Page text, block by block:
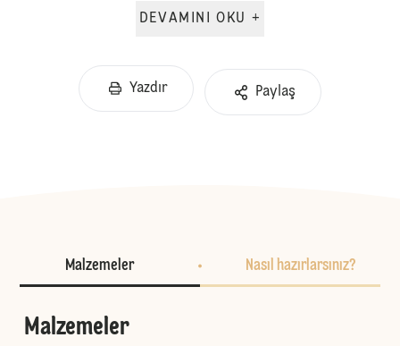
DEVAMINI OKU +
Yazdır Paylaş
Malzemeler Nasıl hazırlarsınız?
Malzemeler